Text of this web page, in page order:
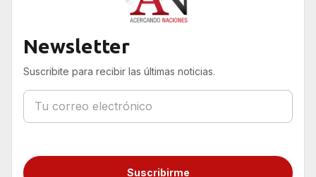
Newsletter
Suscribite para recibir las últimas noticias.
Suscribirme